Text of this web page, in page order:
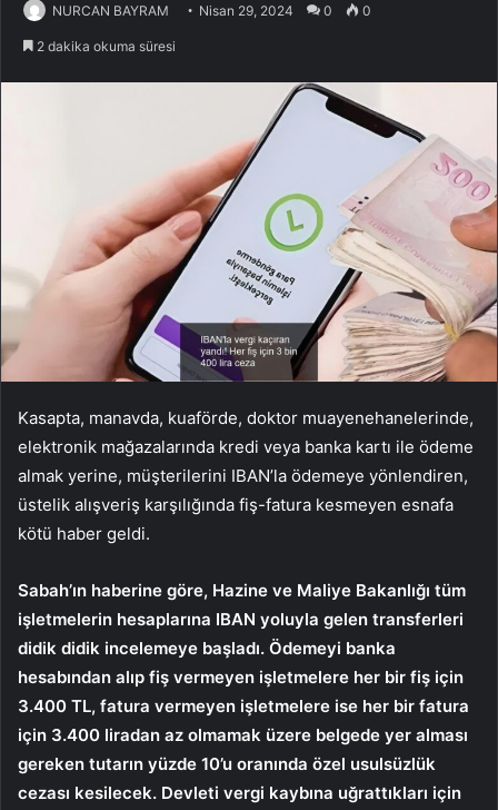
NURCAN BAYRAM Nisan 29, 2024 0 0
2 dakika okuma süresi
Kasapta, manavda, kuaförde, doktor muayenehanelerinde,
elektronik mağazalarında kredi veya banka kartı ile ödeme
almak yerine, müşterilerini IBAN’la ödemeye yönlendiren,
üstelik alışveriş karşılığında fiş-fatura kesmeyen esnafa
kötü haber geldi.
Sabah’ın haberine göre, Hazine ve Maliye Bakanlığı tüm
işletmelerin hesaplarına IBAN yoluyla gelen transferleri
didik didik incelemeye başladı. Ödemeyi banka
hesabından alıp fiş vermeyen işletmelere her bir fiş için
3.400 TL, fatura vermeyen işletmelere ise her bir fatura
için 3.400 liradan az olmamak üzere belgede yer alması
gereken tutarın yüzde 10’u oranında özel usulsüzlük
cezası kesilecek. Devleti vergi kaybına uğrattıkları için